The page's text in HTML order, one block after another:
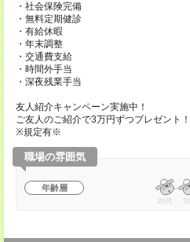
・社会保険完備
・無料定期健診
・有給休暇
・年末調整
・交通費支給
・時間外手当
・深夜残業手当
友人紹介キャンペーン実施中！
ご友人のご紹介で3万円ずつプレゼント！
※規定有※
職場の雰囲気
年齢層
20代 30